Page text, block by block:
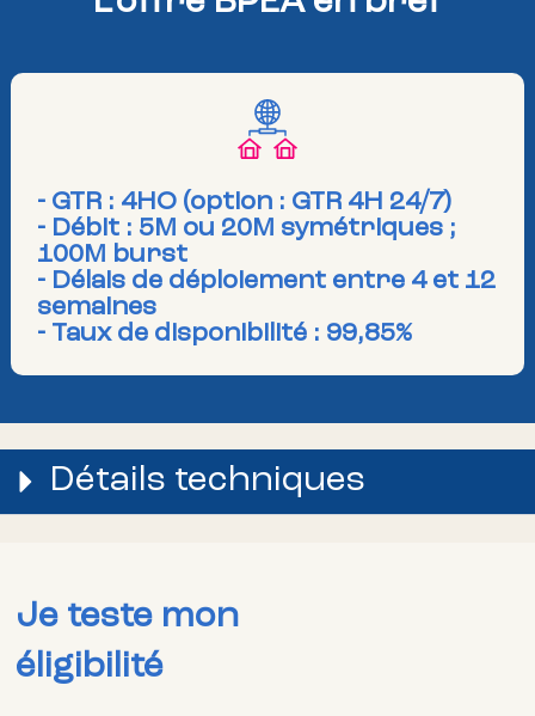
- GTR : 4HO (option : GTR 4H 24/7)
- Débit : 5M ou 20M symétriques ;
100M burst
- Délais de déploiement entre 4 et 12
semaines
- Taux de disponibilité : 99,85%
Détails techniques
Je teste mon
éligibilité